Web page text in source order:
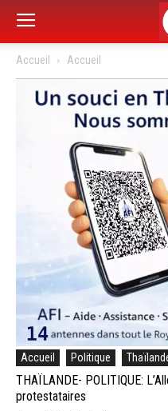
Accueil Accueil
Accueil Politique
THAÏLANDE- POLITIQUE:
protestataires